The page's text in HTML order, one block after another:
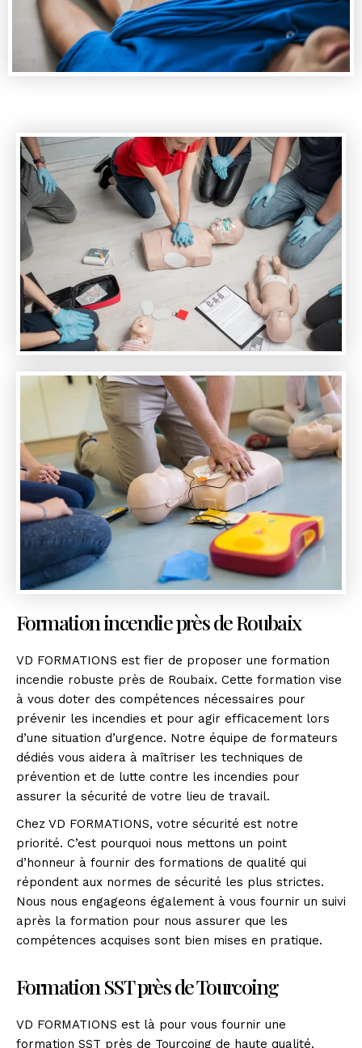
Formation incendie près de Roubaix
VD FORMATIONS est fier de proposer une formation
incendie robuste près de Roubaix. Cette formation vise
à vous doter des compétences nécessaires pour
prévenir les incendies et pour agir efficacement lors
d’une situation d’urgence. Notre équipe de formateurs
dédiés vous aidera à maîtriser les techniques de
prévention et de lutte contre les incendies pour
assurer la sécurité de votre lieu de travail.
Chez VD FORMATIONS, votre sécurité est notre
priorité. C’est pourquoi nous mettons un point
d’honneur à fournir des formations de qualité qui
répondent aux normes de sécurité les plus strictes.
Nous nous engageons également à vous fournir un suivi
après la formation pour nous assurer que les
compétences acquises sont bien mises en pratique.
Formation SST près de Tourcoing
VD FORMATIONS est là pour vous fournir une
formation SST près de Tourcoing de haute qualité.